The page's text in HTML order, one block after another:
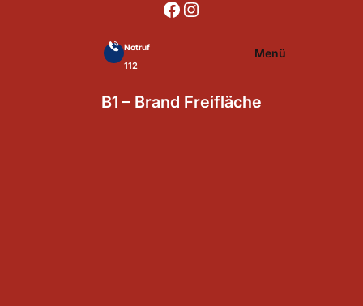
https://www.facebook.com/p/Feuerwehr-Wilhelmsdorf-Mfr-100041655560073/?locale=de_DE https://www.instagram.com/feuerwehr_wilhelmsdorf_mfr/
Notruf
112
Menü
B1 – Brand Freifläche